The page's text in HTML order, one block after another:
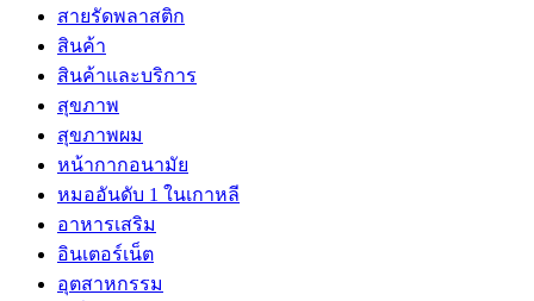
สายรัดพลาสติก
สินค้า
สินค้าและบริการ
สุขภาพ
สุขภาพผม
หน้ากากอนามัย
หมออันดับ 1 ในเกาหลี
อาหารเสริม
อินเตอร์เน็ต
อุตสาหกรรม